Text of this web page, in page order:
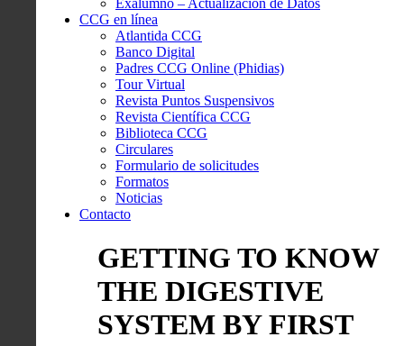
Exalumno – Actualización de Datos
CCG en línea
Atlantida CCG
Banco Digital
Padres CCG Online (Phidias)
Tour Virtual
Revista Puntos Suspensivos
Revista Científica CCG
Biblioteca CCG
Circulares
Formulario de solicitudes
Formatos
Noticias
Contacto
GETTING TO KNOW
THE DIGESTIVE
SYSTEM BY FIRST